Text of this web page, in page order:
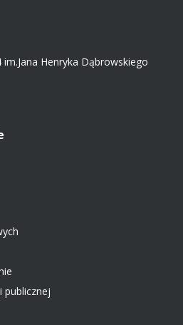
Henryka Dąbrowskiego
publicznej